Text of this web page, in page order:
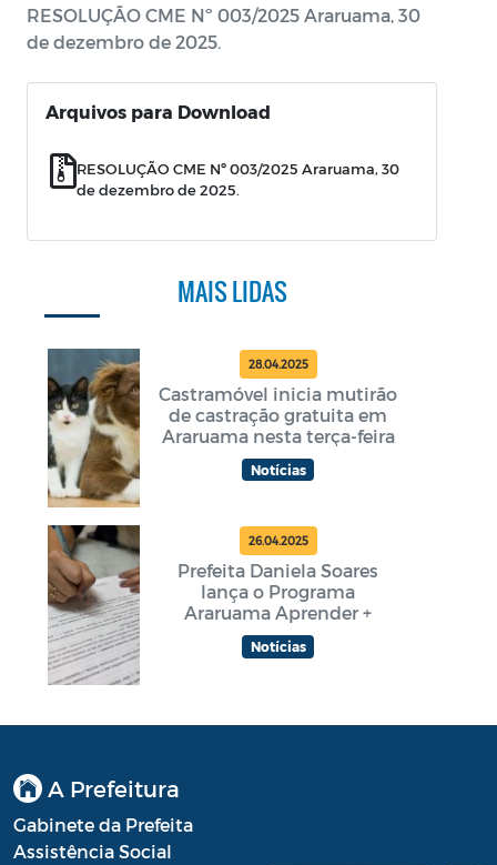
RESOLUÇÃO CME Nº 003/2025 Araruama, 30
de dezembro de 2025.
Arquivos para Download
RESOLUÇÃO CME Nº 003/2025 Araruama, 30
de dezembro de 2025.
MAIS LIDAS
28.04.2025
Castramóvel inicia mutirão
de castração gratuita em
Araruama nesta terça-feira
Notícias
26.04.2025
Prefeita Daniela Soares
lança o Programa
Araruama Aprender +
Notícias
A Prefeitura
Gabinete da Prefeita
Assistência Social